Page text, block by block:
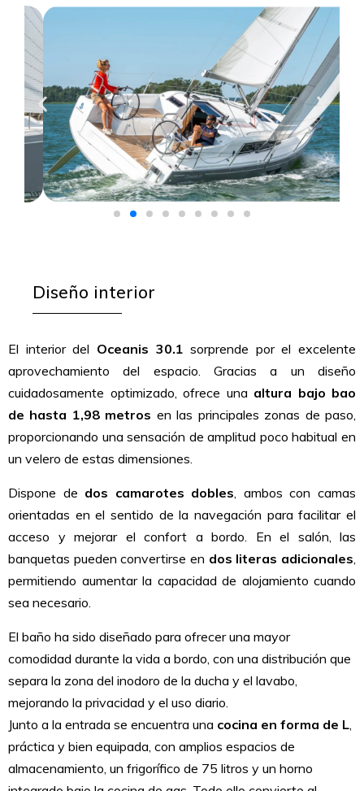
Diseño interior​
El interior del Oceanis 30.1 sorprende por el excelente
aprovechamiento del espacio. Gracias a un diseño
cuidadosamente optimizado, ofrece una altura bajo bao
de hasta 1,98 metros en las principales zonas de paso,
proporcionando una sensación de amplitud poco habitual en
un velero de estas dimensiones.
Dispone de dos camarotes dobles, ambos con camas
orientadas en el sentido de la navegación para facilitar el
acceso y mejorar el confort a bordo. En el salón, las
banquetas pueden convertirse en dos literas adicionales,
permitiendo aumentar la capacidad de alojamiento cuando
sea necesario.
El baño ha sido diseñado para ofrecer una mayor
comodidad durante la vida a bordo, con una distribución que
separa la zona del inodoro de la ducha y el lavabo,
mejorando la privacidad y el uso diario.
Junto a la entrada se encuentra una cocina en forma de L,
práctica y bien equipada, con amplios espacios de
almacenamiento, un frigorífico de 75 litros y un horno